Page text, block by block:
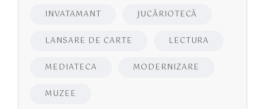
INVATAMANT JUCĂRIOTECĂ
LANSARE DE CARTE LECTURA
MEDIATECA MODERNIZARE
MUZEE